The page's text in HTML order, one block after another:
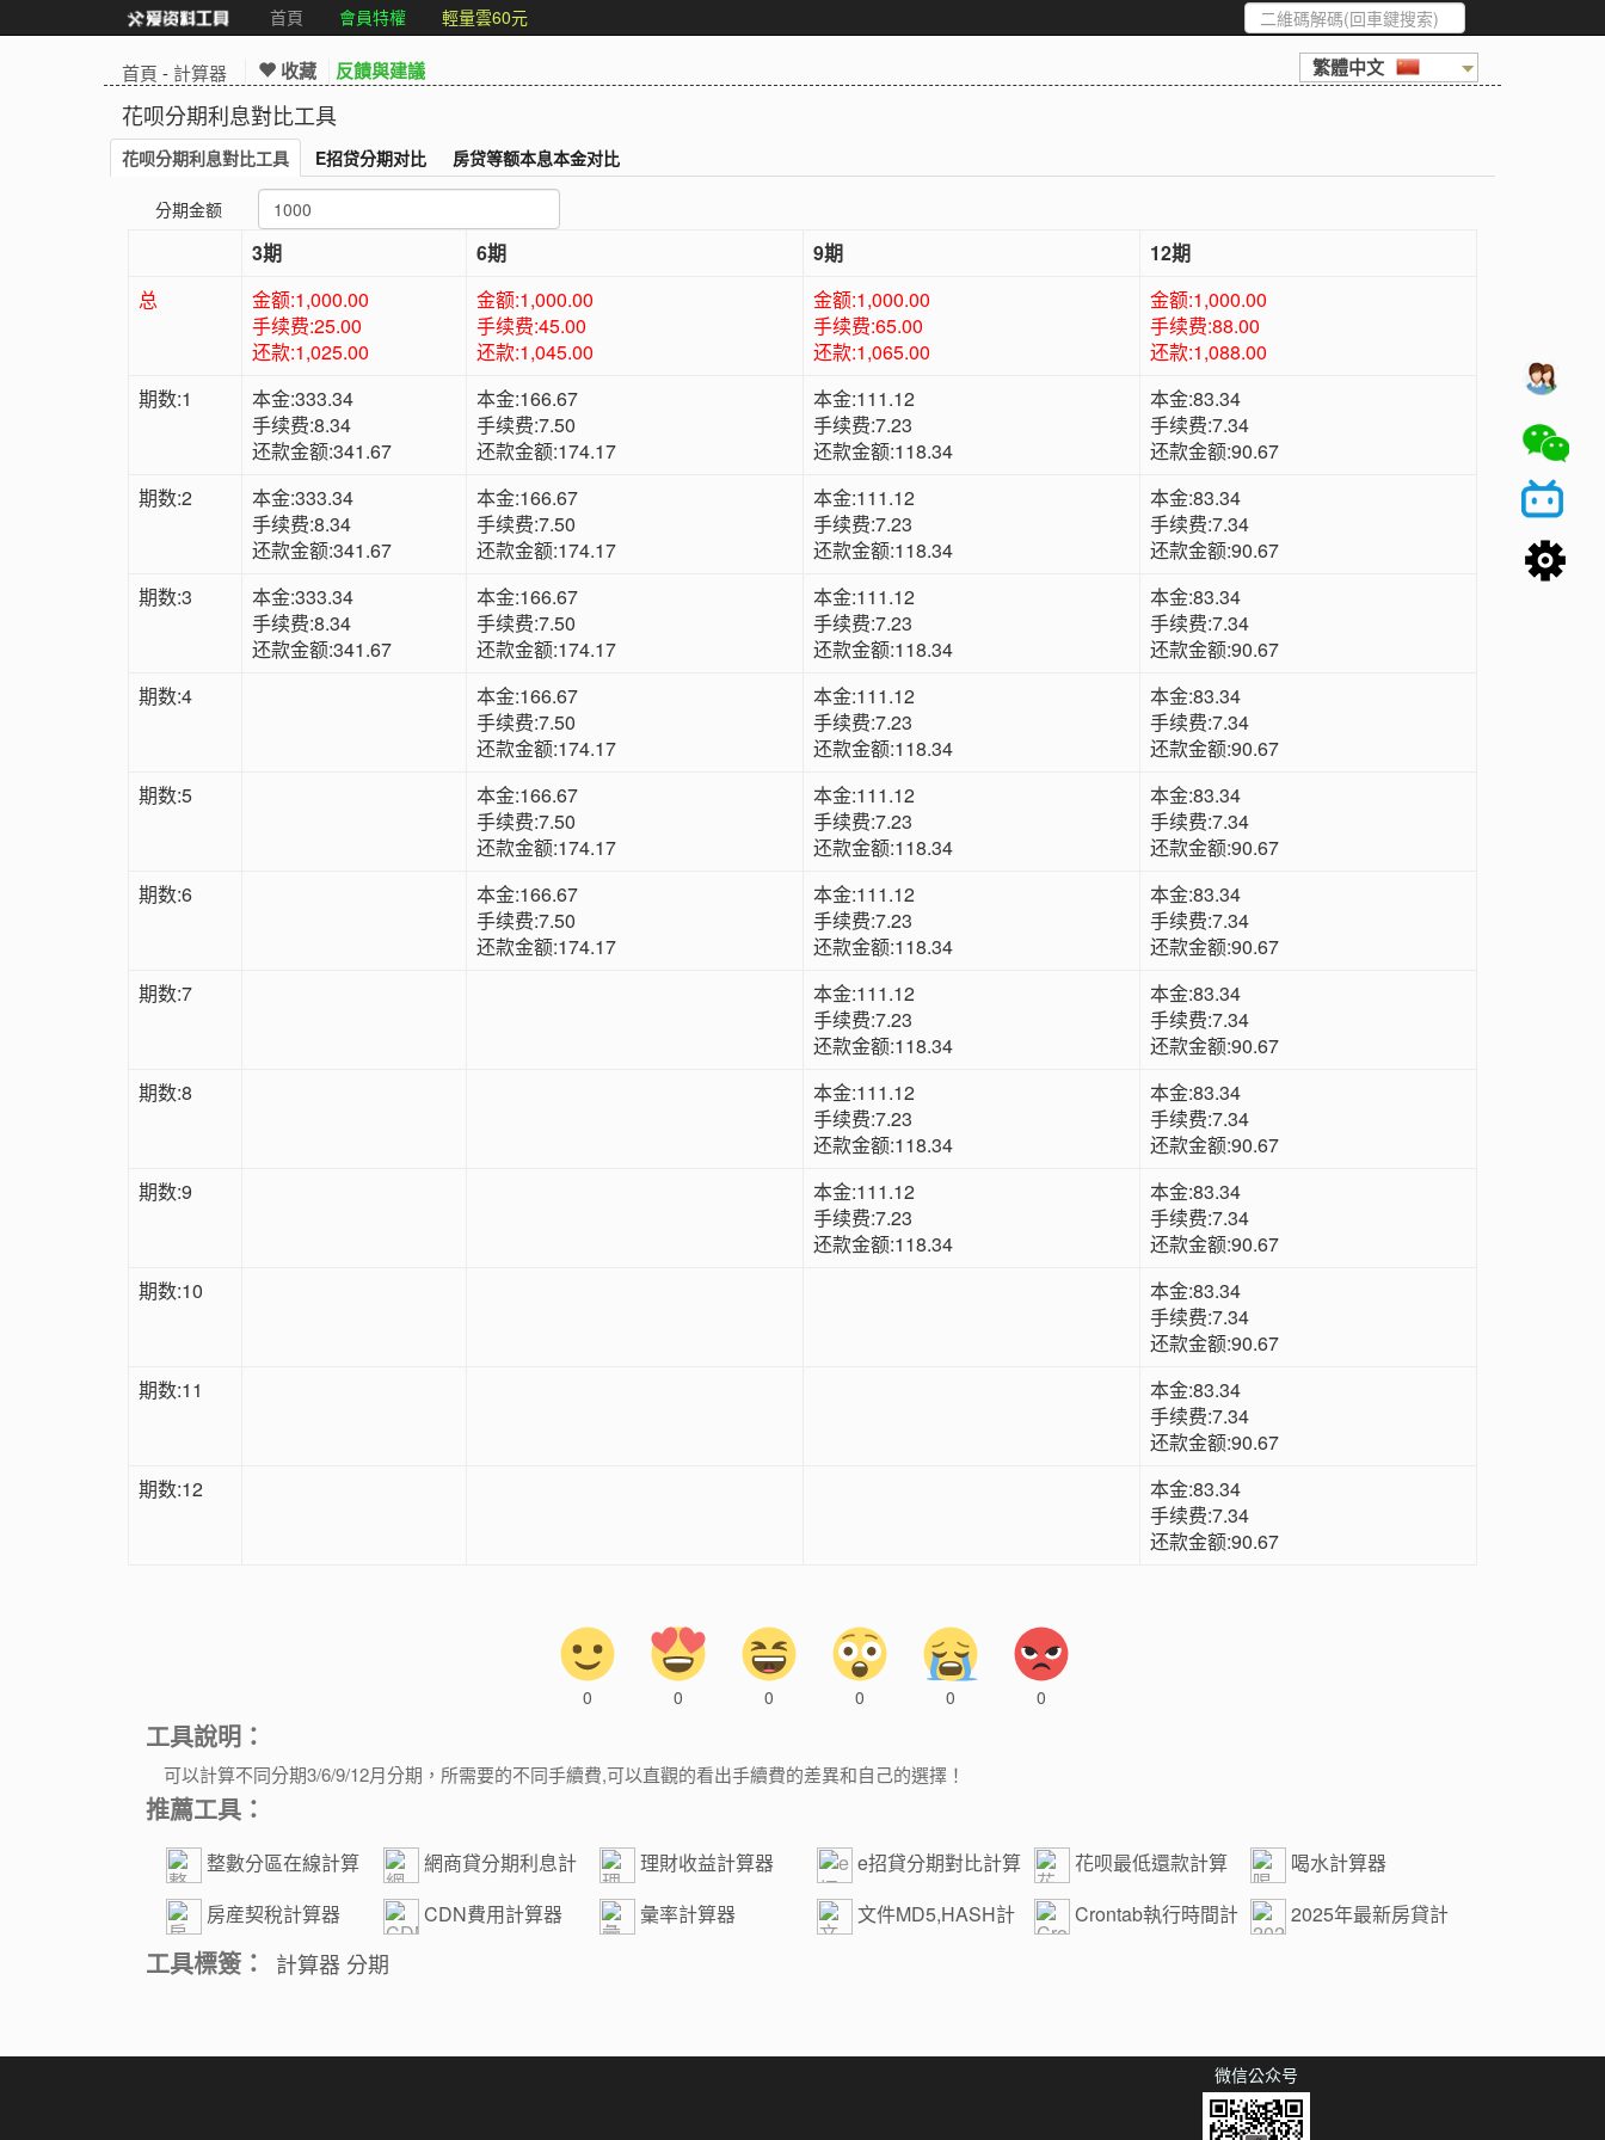
首頁 會員特權 輕量雲60元
首頁 - 計算器 收藏 反饋與建議 繁體中文
花呗分期利息對比工具
花呗分期利息對比工具 E招贷分期对比 房贷等额本息本金对比
分期金额
3期 6期 9期
12期
总
金额:1,000.00
手续费:25.00
还款:1,025.00
金额:1,000.00
手续费:45.00
还款:1,045.00
金额:1,000.00
手续费:65.00
还款:1,065.00
金额:1,000.00
手续费:88.00
还款:1,088.00
期数:1
本金:333.34
手续费:8.34
还款金额:341.67
本金:166.67
手续费:7.50
还款金额:174.17
本金:111.12
手续费:7.23
还款金额:118.34
本金:83.34
手续费:7.34
还款金额:90.67
期数:2
本金:333.34
手续费:8.34
还款金额:341.67
本金:166.67
手续费:7.50
还款金额:174.17
本金:111.12
手续费:7.23
还款金额:118.34
本金:83.34
手续费:7.34
还款金额:90.67
期数:3
本金:333.34
手续费:8.34
还款金额:341.67
本金:166.67
手续费:7.50
还款金额:174.17
本金:111.12
手续费:7.23
还款金额:118.34
本金:83.34
手续费:7.34
还款金额:90.67
期数:4
本金:166.67
手续费:7.50
还款金额:174.17
本金:111.12
手续费:7.23
还款金额:118.34
本金:83.34
手续费:7.34
还款金额:90.67
期数:5
本金:166.67
手续费:7.50
还款金额:174.17
本金:111.12
手续费:7.23
还款金额:118.34
本金:83.34
手续费:7.34
还款金额:90.67
期数:6
本金:166.67
手续费:7.50
还款金额:174.17
本金:111.12
手续费:7.23
还款金额:118.34
本金:83.34
手续费:7.34
还款金额:90.67
期数:7
本金:111.12
手续费:7.23
还款金额:118.34
本金:83.34
手续费:7.34
还款金额:90.67
期数:8
本金:111.12
手续费:7.23
还款金额:118.34
本金:83.34
手续费:7.34
还款金额:90.67
期数:9
本金:111.12
手续费:7.23
还款金额:118.34
本金:83.34
手续费:7.34
还款金额:90.67
期数:10
本金:83.34
手续费:7.34
还款金额:90.67
期数:11
本金:83.34
手续费:7.34
还款金额:90.67
期数:12
本金:83.34
手续费:7.34
还款金额:90.67
0 0 0 0 0 0
工具說明：
可以計算不同分期3/6/9/12月分期，所需要的不同手續費,可以直觀的看出手續費的差異和自己的選擇！
推薦工具：
整數分區在線計算
工具
網商貸分期利息計
算
理財收益計算器
e招貸分期對比計算
器
花呗最低還款計算
喝水計算器
房産契稅計算器
CDN費用計算器 彙率計算器
文件MD5,HASH計
Crontab執行時間計
2025年最新房貸計
工具標簽： 計算器 分期
微信公众号